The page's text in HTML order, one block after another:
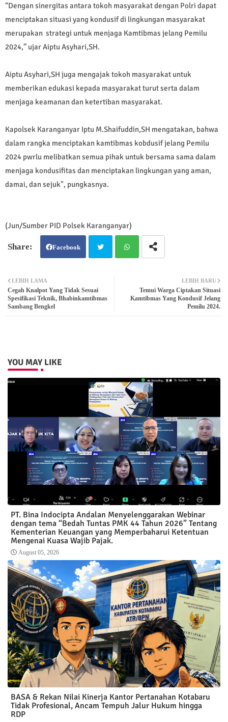
“Dengan sinergitas antara tokoh masyarakat dengan Polri dapat
menciptakan situasi yang kondusif di lingkungan masyarakat
merupakan strategi untuk menjaga Kamtibmas jelang Pemilu
2024,” ujar Aiptu Asyhari,SH.
Aiptu Asyhari,SH juga mengajak tokoh masyarakat untuk
memberikan edukasi kepada masyarakat turut serta dalam
menjaga keamanan dan ketertiban masyarakat.
Kapolsek Karanganyar Iptu M.Shaifuddin,SH mengatakan, bahwa
dalam rangka menciptakan kamtibmas kobdusif jelang Pemilu
2024 pwrlu melibatkan semua pihak untuk bersama sama dalam
menjaga kondusifitas dan menciptakan lingkungan yang aman,
damai, dan sejuk", pungkasnya.
(Jun/Sumber PID Polsek Karanganyar)
Facebook
ter
LEBIH BARU
Temui Warga Ciptakan Situasi
Kamtibmas Yang Kondusif Jelang
Pemilu 2024.
LEBIH LAMA
Cegah Knalpot Yang Tidak Sesuai
Spesifikasi Teknik, Bhabinkamtibmas
Sambang Bengkel
YOU MAY LIKE
PT. Bina Indocipta Andalan Menyelenggarakan Webinar
dengan tema “Bedah Tuntas PMK 44 Tahun 2026” Tentang
Kementerian Keuangan yang Memperbaharui Ketentuan
Mengenai Kuasa Wajib Pajak.
August 05, 2026
BASA & Rekan Nilai Kinerja Kantor Pertanahan Kotabaru
Tidak Profesional, Ancam Tempuh Jalur Hukum hingga
RDP